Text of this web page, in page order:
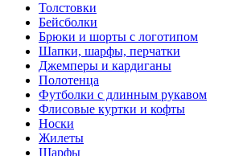
Толстовки
Бейсболки
Брюки и шорты с логотипом
Шапки, шарфы, перчатки
Джемперы и кардиганы
Полотенца
Футболки с длинным рукавом
Флисовые куртки и кофты
Носки
Жилеты
Шарфы